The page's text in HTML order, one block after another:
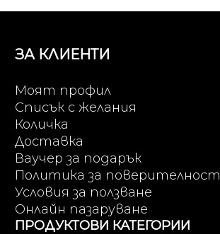
ЗА КЛИЕНТИ
Моят профил
Списък с желания
Количка
Доставка
Ваучер за подарък
Политика за поверителност
Условия за ползване
Онлайн пазаруване
ПРОДУКТОВИ КАТЕГОРИИ